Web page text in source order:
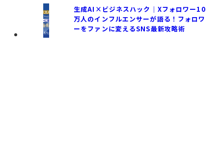
生成AI×ビジネスハック｜Xフォロワー10
万人のインフルエンサーが語る！フォロワ
ーをファンに変えるSNS最新攻略術